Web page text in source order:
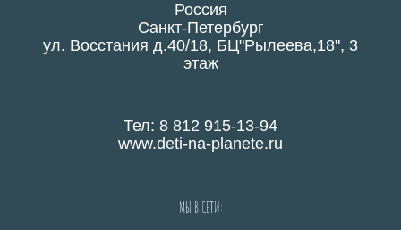
Россия
Санкт-Петербург
ул. Восстания д.40/18, БЦ"Рылеева,18", 3
этаж
Тел: 8 812 915-13-94
www.deti-na-planete.ru
МЫ В СЕТИ: